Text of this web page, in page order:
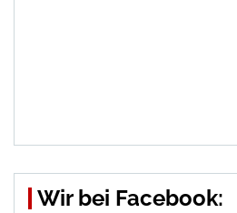
Wir bei Facebook: